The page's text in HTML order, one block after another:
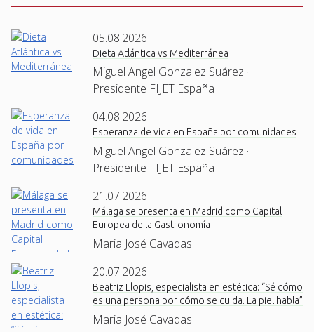
05.08.2026
Dieta Atlántica vs Mediterránea
Miguel Angel Gonzalez Suárez ·
Presidente FIJET España
04.08.2026
Esperanza de vida en España por comunidades
Miguel Angel Gonzalez Suárez ·
Presidente FIJET España
21.07.2026
Málaga se presenta en Madrid como Capital
Europea de la Gastronomía
Maria José Cavadas
20.07.2026
Beatriz Llopis, especialista en estética: “Sé cómo
es una persona por cómo se cuida. La piel habla”
Maria José Cavadas